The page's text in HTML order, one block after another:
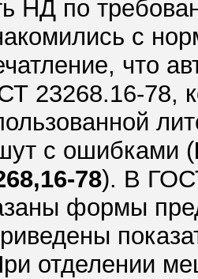
НД по
с
что
23268.16-78,
с ошибками (
78). В
формы
отделении